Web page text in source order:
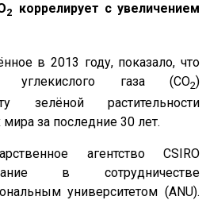
2
коррелирует с увеличением
в 2013 году, показало, что
углекислого газа (CO2)
зелёной растительности
за последние 30 лет.
агентство CSIRO
в сотрудничестве
университетом (ANU).